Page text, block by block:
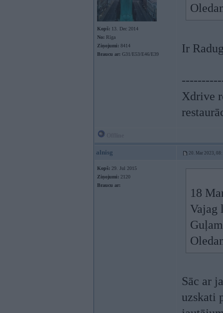
Kopš: 13. Dec 2014
No: Rīga
Ziņojumi: 8414
Braucu ar: G31/E53/E46/E39 Ir
Xdrive
alnisg 20. Mar 2023,
Kopš: 29. Jul 2015
Ziņojumi: 2120
Braucu ar:
18
Vajag
Sāc ar
uzskati